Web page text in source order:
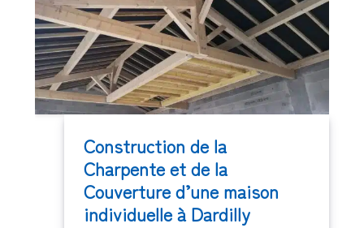
Construction de la
Charpente et de la
Couverture d’une maison
individuelle à Dardilly